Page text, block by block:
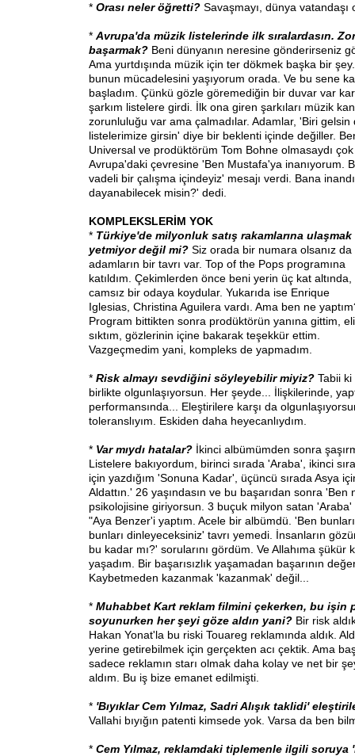
* Orası neler öğretti? Savaşmayı, dünya vatandaşı
* Avrupa'da müzik listelerinde ilk sıralardasın.
başarmak? Beni dünyanın neresine gönderirseniz
Ama yurtdışında müzik için ter dökmek başka bir
bunun mücadelesini yaşıyorum orada. Ve bu sene
başladım. Çünkü gözle göremediğin bir duvar var
şarkım listelere girdi. İlk ona giren şarkıları müzik
zorunluluğu var ama çalmadılar. Adamlar, 'Biri gelsin
listelerimize girsin' diye bir beklenti içinde değiller.
Universal ve prodüktörüm Tom Bohne olmasaydı
Avrupa'daki çevresine 'Ben Mustafa'ya inanıyorum.
vadeli bir çalışma içindeyiz' mesajı verdi. Bana
dayanabilecek misin?' dedi.
KOMPLEKSLERİM YOK
* Türkiye'de milyonluk satış rakamlarına ulaşmak
yetmiyor değil mi? Siz orada bir numara olsanız da
adamların bir tavrı var. Top of the Pops programına
katıldım. Çekimlerden önce beni yerin üç kat altında,
camsız bir odaya koydular. Yukarıda ise Enrique
Iglesias, Christina Aguilera vardı. Ama ben ne
Program bittikten sonra prodüktörün yanına gittim,
sıktım, gözlerinin içine bakarak teşekkür ettim.
Vazgeçmedim yani, kompleks de yapmadım.
* Risk almayı sevdiğini söyleyebilir miyiz? Tabii ki
birlikte olgunlaşıyorsun. Her şeyde... İlişkilerinde,
performansında... Eleştirilere karşı da
toleranslıyım. Eskiden daha heyecanlıydım.
* Var mıydı hatalar? İkinci albümümden sonra
Listelere bakıyordum, birinci sırada 'Araba', ikinci
için yazdığım 'Sonuna Kadar', üçüncü sırada Asya
Aldattın.' 26 yaşındasın ve bu başarıdan sonra
psikolojisine giriyorsun. 3 buçuk milyon satan
"Aya Benzer'i yaptım. Acele bir albümdü. 'Ben
bunları dinleyeceksiniz' tavrı yemedi. İnsanların
bu kadar mı?' sorularını gördüm. Ve Allahıma şükür
yaşadım. Bir başarısızlık yaşamadan başarının
Kaybetmeden kazanmak 'kazanmak' değil...
* Muhabbet Kart reklam filmini çekerken, bu işin
soyunurken her şeyi göze aldın yani? Bir risk
Hakan Yonat'la bu riski Touareg reklamında aldık.
yerine getirebilmek için gerçekten acı çektik. Ama
sadece reklamın starı olmak daha kolay ve net bir
aldım. Bu iş bize emanet edilmişti.
* 'Bıyıklar Cem Yılmaz, Sadri Alışık taklidi'
Vallahi bıyığın patenti kimsede yok. Varsa da ben
* Cem Yılmaz, reklamdaki tiplemenle ilgili soruya